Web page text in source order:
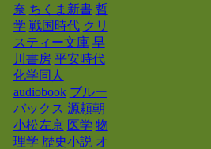
奈 ちくま新書 哲
学 戦国時代 クリ
スティー文庫 早
川書房 平安時代
化学同人
audiobook ブルー
バックス 源頼朝
小松左京 医学 物
理学 歴史小説 オ